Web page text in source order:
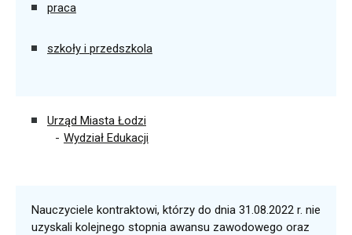
praca
szkoły i przedszkola
Urząd Miasta Łodzi
Wydział Edukacji
Nauczyciele kontraktowi, którzy do dnia 31.08.2022 r. nie
uzyskali kolejnego stopnia awansu zawodowego oraz